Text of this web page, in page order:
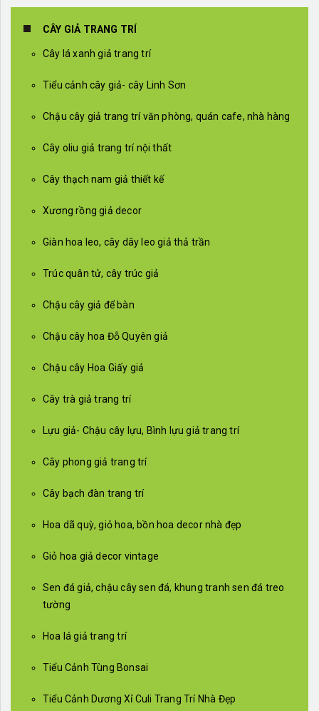
CÂY GIẢ TRANG TRÍ
Cây lá xanh giả trang trí
Tiểu cảnh cây giả- cây Linh Sơn
Chậu cây giả trang trí văn phòng, quán cafe, nhà hàng
Cây oliu giả trang trí nội thất
Cây thạch nam giả thiết kế
Xương rồng giả decor
Giàn hoa leo, cây dây leo giả thả trần
Trúc quân tử, cây trúc giả
Chậu cây giả để bàn
Chậu cây hoa Đỗ Quyên giả
Chậu cây Hoa Giấy giả
Cây trà giả trang trí
Lựu giả- Chậu cây lựu, Bình lựu giả trang trí
Cây phong giả trang trí
Cây bạch đàn trang trí
Hoa dã quỳ, giỏ hoa, bồn hoa decor nhà đẹp
Giỏ hoa giả decor vintage
Sen đá giả, chậu cây sen đá, khung tranh sen đá treo
tường
Hoa lá giả trang trí
Tiểu Cảnh Tùng Bonsai
Tiểu Cảnh Dương Xỉ Culi Trang Trí Nhà Đẹp